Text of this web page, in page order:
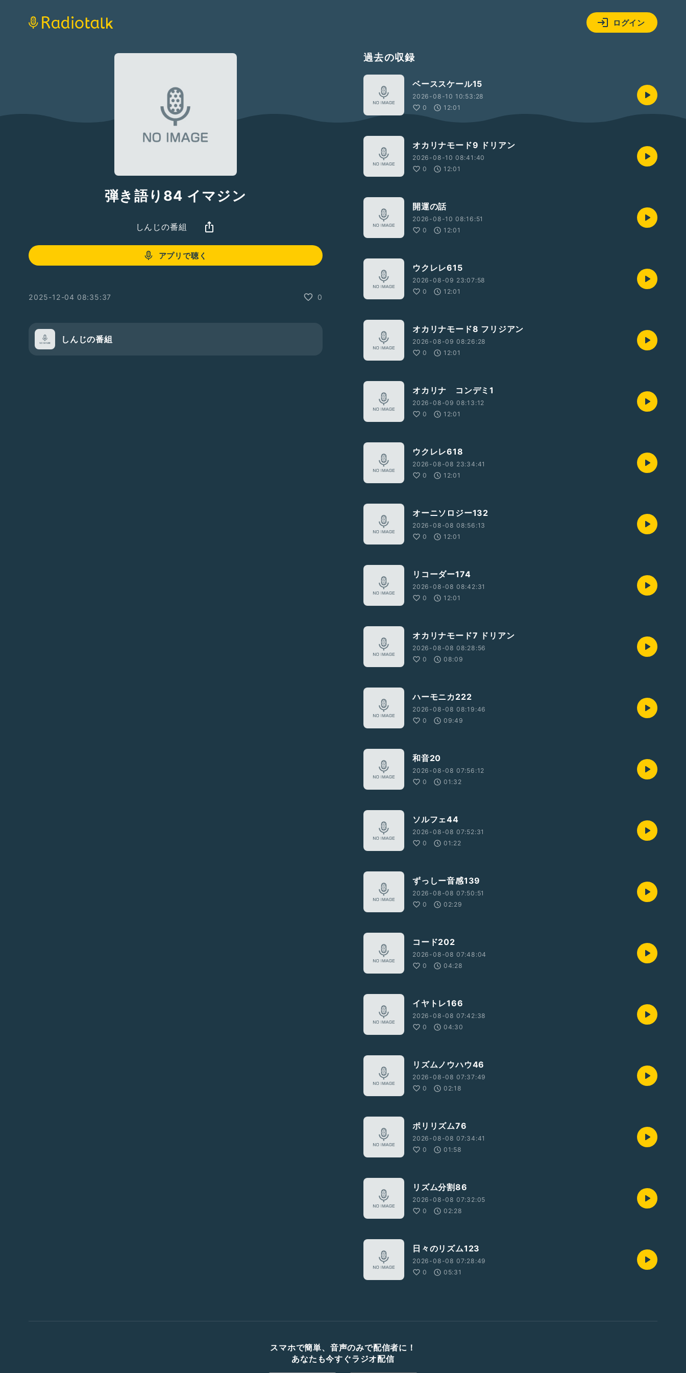
ログイン
弾き語り84 イマジン
しんじの番組
アプリで聴く
2025-12-04 08:35:37 0
しんじの番組
過去の収録
ベーススケール15
2026-08-10 10:53:28
0
12:01
オカリナモード9 ドリアン
2026-08-10 08:41:40
0
12:01
開運の話
2026-08-10 08:16:51
0
12:01
ウクレレ615
2026-08-09 23:07:58
0
12:01
オカリナモード8 フリジアン
2026-08-09 08:26:28
0
12:01
オカリナ コンデミ1
2026-08-09 08:13:12
0
12:01
ウクレレ618
2026-08-08 23:34:41
0
12:01
オーニソロジー132
2026-08-08 08:56:13
0
12:01
リコーダー174
2026-08-08 08:42:31
0
12:01
オカリナモード7 ドリアン
2026-08-08 08:28:56
0
08:09
ハーモニカ222
2026-08-08 08:19:46
0
09:49
和音20
2026-08-08 07:56:12
0
01:32
ソルフェ44
2026-08-08 07:52:31
0
01:22
ずっしー音感139
2026-08-08 07:50:51
0
02:29
コード202
2026-08-08 07:48:04
0
04:28
イヤトレ166
2026-08-08 07:42:38
0
04:30
リズムノウハウ46
2026-08-08 07:37:49
0
02:18
ポリリズム76
2026-08-08 07:34:41
0
01:58
リズム分割86
2026-08-08 07:32:05
0
02:28
日々のリズム123
2026-08-08 07:28:49
0
05:31
スマホで簡単、音声のみで配信者に！
あなたも今すぐラジオ配信